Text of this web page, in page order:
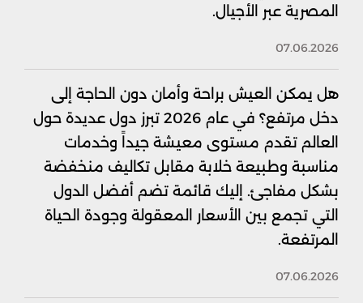
المصرية عبر الأجيال.
07.06.2026
هل يمكن العيش براحة وأمان دون الحاجة إلى
دخل مرتفع؟ في عام 2026 تبرز دول عديدة حول
العالم تقدم مستوى معيشة جيداً وخدمات
مناسبة وطبيعة خلابة مقابل تكاليف منخفضة
بشكل مفاجئ. إليك قائمة تضم أفضل الدول
التي تجمع بين الأسعار المعقولة وجودة الحياة
المرتفعة.
07.06.2026